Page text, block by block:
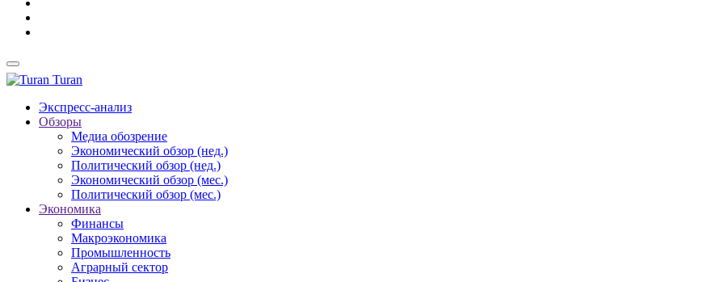
Turan
Экспресс-анализ
Обзоры
Медиа обозрение
Экономический обзор (нед.)
Политический обзор (нед.)
Экономический обзор (мес.)
Политический обзор (мес.)
Экономика
Финансы
Макроэкономика
Промышленность
Аграрный сектор